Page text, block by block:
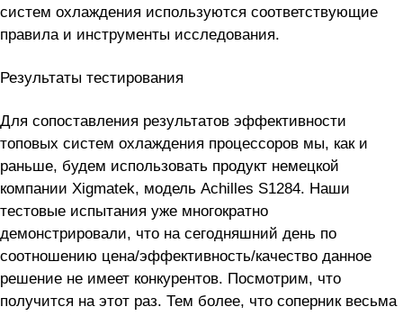
систем охлаждения используются соответствующие
правила и инструменты исследования.
Результаты тестирования
Для сопоставления результатов эффективности
топовых систем охлаждения процессоров мы, как и
раньше, будем использовать продукт немецкой
компании Xigmatek, модель Achilles S1284. Наши
тестовые испытания уже многократно
демонстрировали, что на сегодняшний день по
соотношению цена/эффективность/качество данное
решение не имеет конкурентов. Посмотрим, что
получится на этот раз. Тем более, что соперник весьма